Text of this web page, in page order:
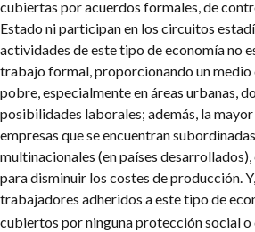
cubiertas por acuerdos formales, de
Estado ni participan en los circuitos
actividades de este tipo de economía no
trabajo formal, proporcionando un medio
pobre, especialmente en áreas urbanas,
posibilidades laborales; además, la
empresas que se encuentran
multinacionales (en países
para disminuir los costes de producción.
trabajadores adheridos a este tipo de
cubiertos por ninguna protección social o